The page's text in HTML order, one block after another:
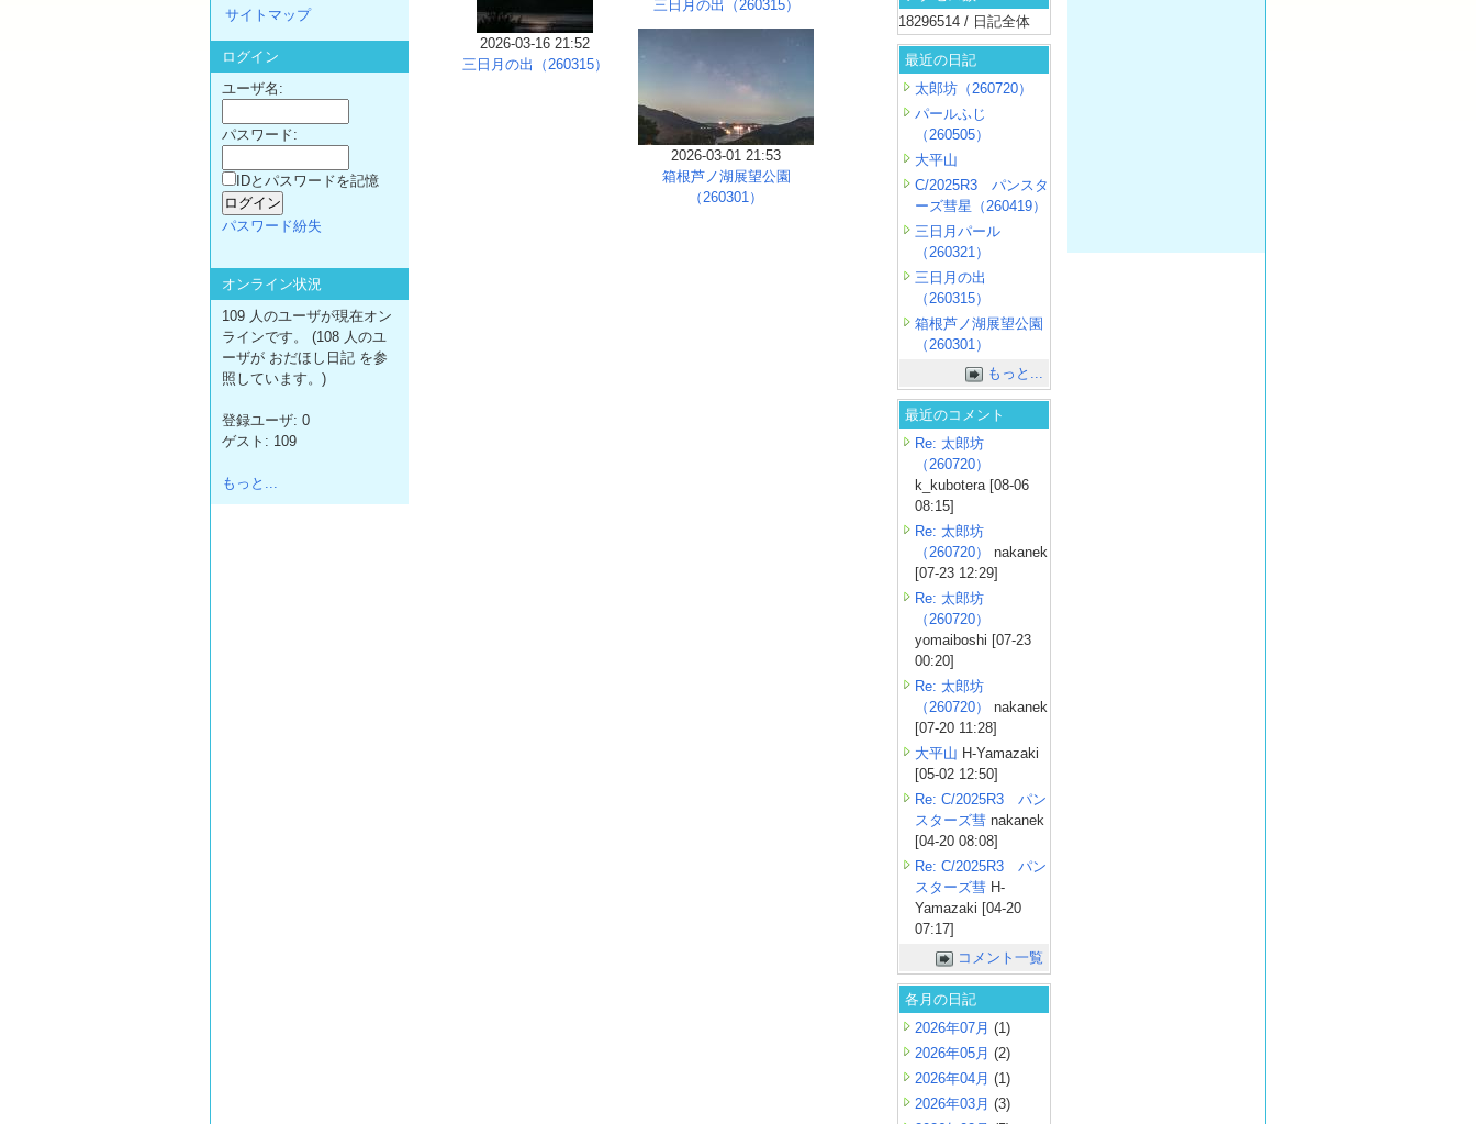
2026-03-16 21:52
三日月の出（260315）
三日月の出（260315）
2026-03-01 21:53
箱根芦ノ湖展望公園
（260301）
18296514 / 日記全体
最近の日記
太郎坊（260720）
パールふじ
（260505）
大平山
C/2025R3 パンスタ
ーズ彗星（260419）
三日月パール
（260321）
三日月の出
（260315）
箱根芦ノ湖展望公園
（260301）
もっと...
最近のコメント
Re: 太郎坊
（260720）
k_kubotera [08-06
08:15]
Re: 太郎坊
（260720）
nakanek
[07-23 12:29]
Re: 太郎坊
（260720）
yomaiboshi [07-23
00:20]
Re: 太郎坊
（260720）
nakanek
[07-20 11:28]
大平山 H-Yamazaki
[05-02 12:50]
Re: C/2025R3 パン
スターズ彗 nakanek
[04-20 08:08]
Re: C/2025R3 パン
スターズ彗 H-
Yamazaki [04-20
07:17]
コメント一覧
各月の日記
2026年07月 (1)
2026年05月 (2)
2026年04月 (1)
2026年03月 (3)
サイトマップ
ログイン
ユーザ名:
パスワード:
IDとパスワードを記憶
パスワード紛失
オンライン状況
109 人のユーザが現在オン
ラインです。 (108 人のユ
ーザが おだほし日記 を参
照しています。)
登録ユーザ: 0
ゲスト: 109
もっと...